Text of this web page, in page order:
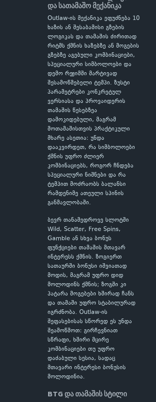
და სათამაშო მექანიკა
Outlaw-ის მექანიკა ეფუძნება 10
ხაზის ან შესაბამისი გზების
ლოგიკას და თამაშის ძირითად
რიტმს ქმნის ხაზებზე ან მოგების
გზებზე აგებული კომბინაციები,
სპეციალური სიმბოლოები და
დემო რეჟიმში მარტივად
შესამოწმებელი ტემპი. ზუსტი
პარამეტრები კონკრეტულ
ვერსიასა და პროვაიდერის
თამაშის წესებზეა
დამოკიდებული, მაგრამ
მოთამაშისთვის პრაქტიკული
მხარე ასეთია: უნდა
დააკვირდეთ, რა სიმბოლოები
ქმნის უფრო ძლიერ
კომბინაციებს, როგორ ჩნდება
სპეციალური ნიშნები და რა
ტემპით მოძრაობს ბალანსი
რამდენიმე ათეული სპინის
განმავლობაში.
ბევრ თანამედროვე სლოტში
Wild, Scatter, Free Spins,
Gamble ან სხვა ბონუს
ფუნქციები თამაშის მთავარ
ინტერესს ქმნის. ზოგიერთ
სათაურში ბონუსი იშვიათად
მოდის, მაგრამ უფრო დიდ
მოლოდინს ქმნის; ზოგში კი
პატარა მოგებები ხშირად ჩანს
და თამაში უფრო სტაბილურად
იგრძნობა. Outlaw-ის
შეფასებისას სწორედ ეს უნდა
შეამოწმოთ: გირჩევნიათ
სწრაფი, ხშირი მცირე
კომბინაციები თუ უფრო
დაძაბული სესია, სადაც
მთავარი ინტერესი ბონუსის
მოლოდინია.
BTG და თამაშის სტილი